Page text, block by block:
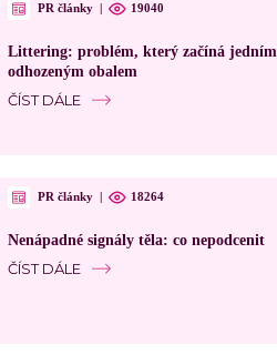
PR články | 19040
Littering: problém, který začíná jedním
odhozeným obalem
ČÍST DÁLE
PR články | 18264
Nenápadné signály těla: co nepodcenit
ČÍST DÁLE